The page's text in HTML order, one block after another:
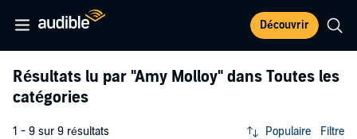
Découvrir
Résultats lu par "Amy Molloy" dans Toutes les
catégories
1 - 9 sur 9 résultats Populaire Filtre